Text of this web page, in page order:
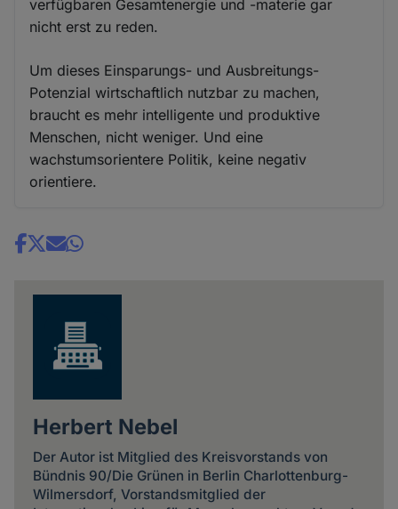
verfügbaren Gesamtenergie und -materie gar
nicht erst zu reden.
Um dieses Einsparungs- und Ausbreitungs-
Potenzial wirtschaftlich nutzbar zu machen,
braucht es mehr intelligente und produktive
Menschen, nicht weniger. Und eine
wachstumsorientere Politik, keine negativ
orientiere.
Share
Herbert Nebel
Der Autor ist Mitglied des Kreisvorstands von
Bündnis 90/Die Grünen in Berlin Charlottenburg-
Wilmersdorf, Vorstandsmitglied der